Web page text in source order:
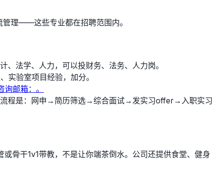
理——这些专业都在招聘范围内。
法学、人力，可以投财务、法务、人力岗。
实验室项目经验，加分。
邮箱：。
流程是：网申→简历筛选→综合面试→发实习offer→入职实习
骨干1v1带教，不是让你端茶倒水。公司还提供食堂、健身